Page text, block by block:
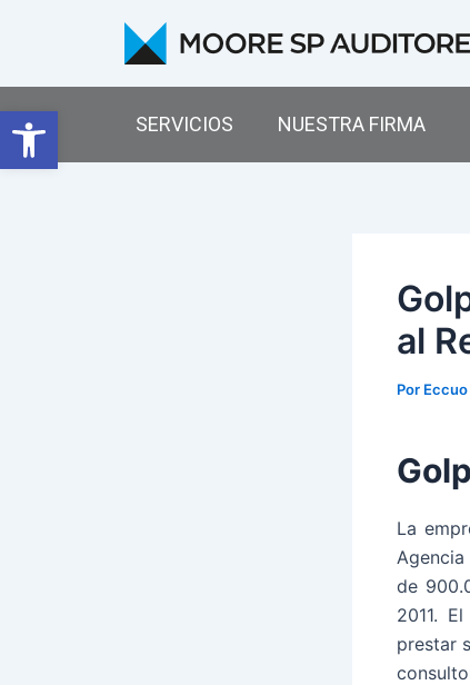
Abrir barra de herramientas
SERVICIOS NUESTRA FIRMA
al
Por Eccuo
La
de
2011.
prestar
de